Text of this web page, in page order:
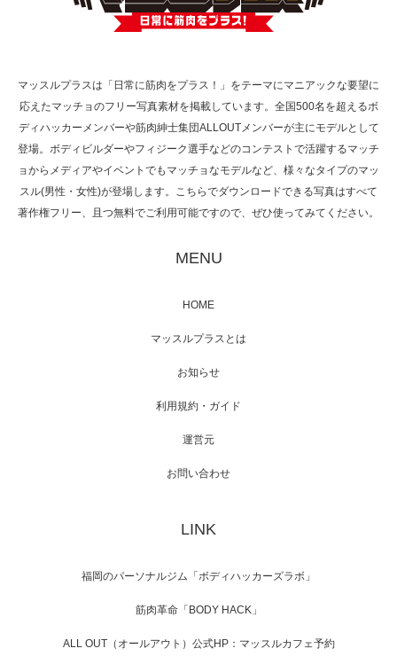
TOKYO FMラジオ番組「ONE MORNING」
で紹介さ…
た（6/8放送）
映画「メカバース」舞台挨拶へマッスルプラ
【TV】NHK BS「COOL JAPAN 」にてマッス
「ねとらぼ」さんに…
マッスルプラスは「日常に筋肉をプラス！」をテーマにマニアックな要望に
応えたマッチョのフリー写真素材を掲載しています。全国500名を超えるボ
ディハッカーメンバーや筋肉紳士集団ALLOUTメンバーが主にモデルとして
登場。ボディビルダーやフィジーク選手などのコンテストで活躍するマッチ
ョからメディアやイベントでもマッチョなモデルなど、様々なタイプのマッ
スル(男性・女性)が登場します。こちらでダウンロードできる写真はすべて
著作権フリー、且つ無料でご利用可能ですので、ぜひ使ってみてください。
MENU
HOME
マッスルプラスとは
お知らせ
利用規約・ガイド
運営元
お問い合わせ
LINK
福岡のパーソナルジム「ボディハッカーズラボ」
筋肉革命「BODY HACK」
ALL OUT（オールアウト）公式HP：マッスルカフェ予約